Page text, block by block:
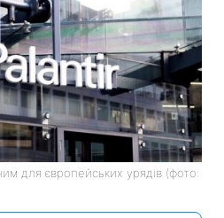
для європейських урядів (фото: